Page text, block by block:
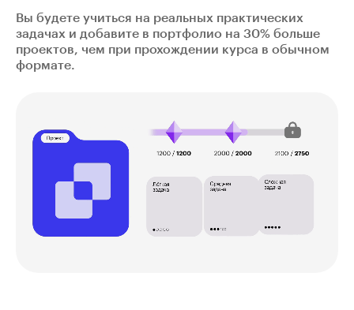
Вы будете учиться на реальных практических
задачах и добавите в портфолио на 30% больше
проектов, чем при прохождении курса в обычном
формате.